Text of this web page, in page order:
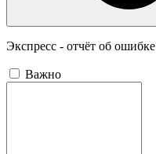
Экспресс - отчёт об ошибке
Важно